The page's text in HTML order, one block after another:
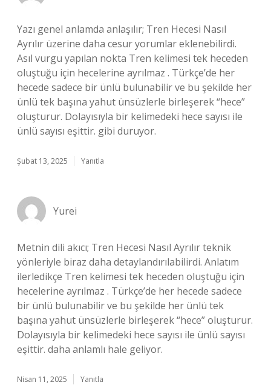
Yazı genel anlamda anlaşılır; Tren Hecesi Nasıl
Ayrılır üzerine daha cesur yorumlar eklenebilirdi.
Asıl vurgu yapılan nokta Tren kelimesi tek heceden
oluştuğu için hecelerine ayrılmaz . Türkçe’de her
hecede sadece bir ünlü bulunabilir ve bu şekilde her
ünlü tek başına yahut ünsüzlerle birleşerek “hece”
oluşturur. Dolayısıyla bir kelimedeki hece sayısı ile
ünlü sayısı eşittir. gibi duruyor.
Şubat 13, 2025 Yanıtla
Yurei
Metnin dili akıcı; Tren Hecesi Nasıl Ayrılır teknik
yönleriyle biraz daha detaylandırılabilirdi. Anlatım
ilerledikçe Tren kelimesi tek heceden oluştuğu için
hecelerine ayrılmaz . Türkçe’de her hecede sadece
bir ünlü bulunabilir ve bu şekilde her ünlü tek
başına yahut ünsüzlerle birleşerek “hece” oluşturur.
Dolayısıyla bir kelimedeki hece sayısı ile ünlü sayısı
eşittir. daha anlamlı hale geliyor.
Nisan 11, 2025 Yanıtla